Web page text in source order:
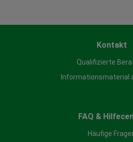
Kontakt
Qualifizierte
Informationsmaterial
FAQ &
Häufige